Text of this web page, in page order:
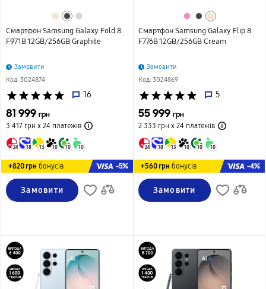
Смартфон Samsung Galaxy Fold 8
F971B 12GB/256GB Graphite
Замовити
Код: 3024874
star star star star star 16
81 999 грн
3 417 грн х 24 платежів
24 18 13 10 10 10
+820 грн бонусів -5%
Замовити
Смартфон Samsung Galaxy Flip 8
F776B 12GB/256GB Cream
Замовити
Код: 3024869
star star star star star 5
55 999 грн
2 333 грн х 24платежів
24 18 13 10 10 10
+560 грн бонусів -4%
Замовити